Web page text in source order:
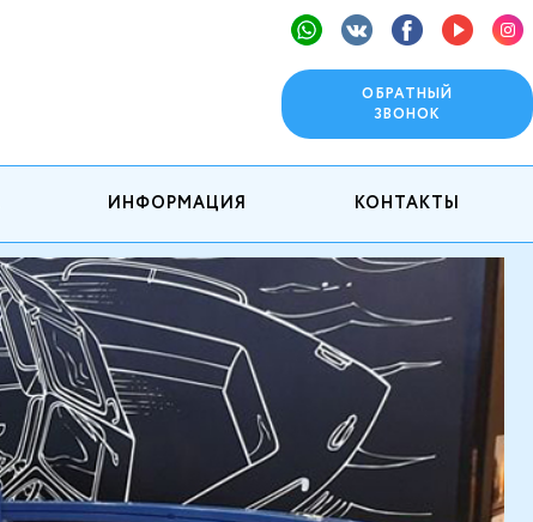
ОБРАТНЫЙ
ЗВОНОК
ИНФОРМАЦИЯ КОНТАКТЫ